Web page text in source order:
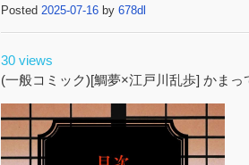
Posted 2025-07-16 by 678dl
30 views
(一般コミック)[鯛夢×江戸川乱歩] かまっ